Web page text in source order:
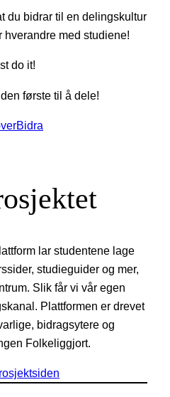
du bidrar til en delingskultur
hverandre med studiene!
do it!
første til å dele!
Bidra
lar studentene lage
studieguider og mer,
Slik får vi vår egen
Plattformen er drevet
bidragsytere og
Folkeliggjort.